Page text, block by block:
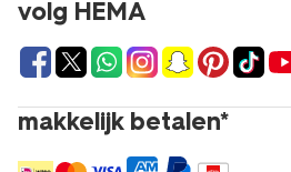
volg HEMA
makkelijk betalen*